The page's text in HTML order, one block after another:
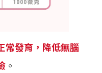
常發育，降低無腦
。